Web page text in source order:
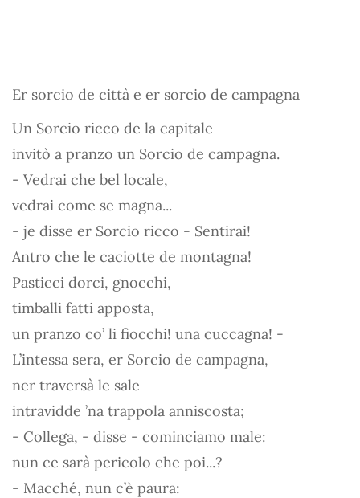
Er sorcio de città e er sorcio de campagna
Un Sorcio ricco de la capitale
invitò a pranzo un Sorcio de campagna.
- Vedrai che bel locale,
vedrai come se magna...
- je disse er Sorcio ricco - Sentirai!
Antro che le caciotte de montagna!
Pasticci dorci, gnocchi,
timballi fatti apposta,
un pranzo co’ li fiocchi! una cuccagna! -
L’intessa sera, er Sorcio de campagna,
ner traversà le sale
intravidde ’na trappola anniscosta;
- Collega, - disse - cominciamo male:
nun ce sarà pericolo che poi...?
- Macché, nun c’è paura: